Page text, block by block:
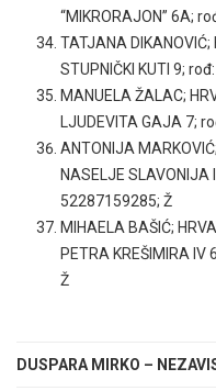
“MIKRORAJON” 6A;
TATJANA DIKANOVIĆ;
STUPNIČKI KUTI 9;
MANUELA ŽALAC;
LJUDEVITA GAJA 7;
ANTONIJA
NASELJE SLAVONIJA
52287159285; Ž
MIHAELA BAŠIĆ;
PETRA KREŠIMIRA
Ž
DUSPARA MIRKO –